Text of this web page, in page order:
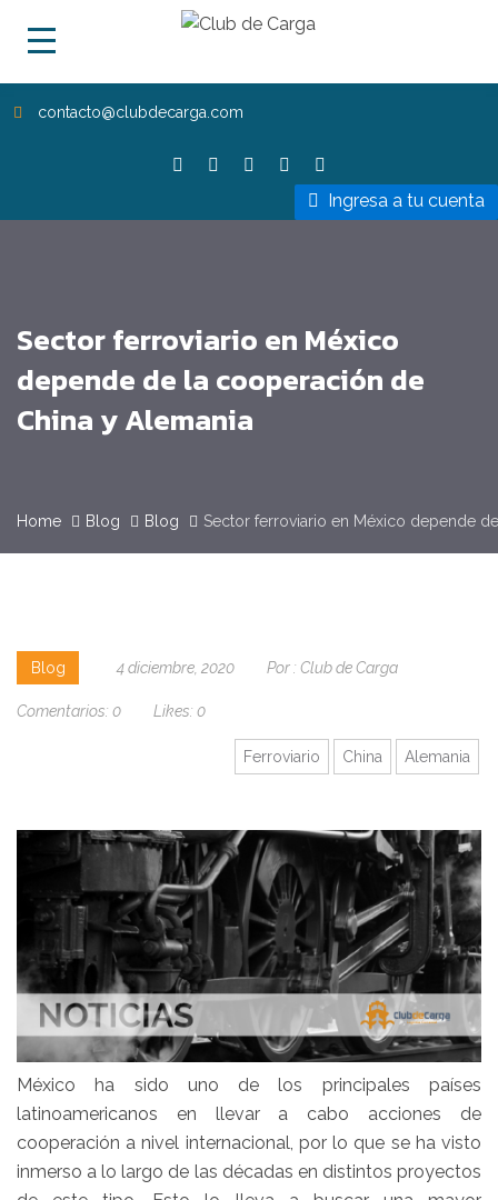
contacto@clubdecarga.com
Ingresa a tu cuenta
Sector ferroviario en México
depende de la cooperación de
China y Alemania
Home Blog Blog Sector ferroviario en México depende
Blog 4 diciembre, 2020 Por : Club de Carga
Comentarios: 0 Likes: 0
Alemania
China
Ferroviario
México ha sido uno de los principales países
latinoamericanos en llevar a cabo acciones de
cooperación a nivel internacional, por lo que se ha visto
inmerso a lo largo de las décadas en distintos proyectos